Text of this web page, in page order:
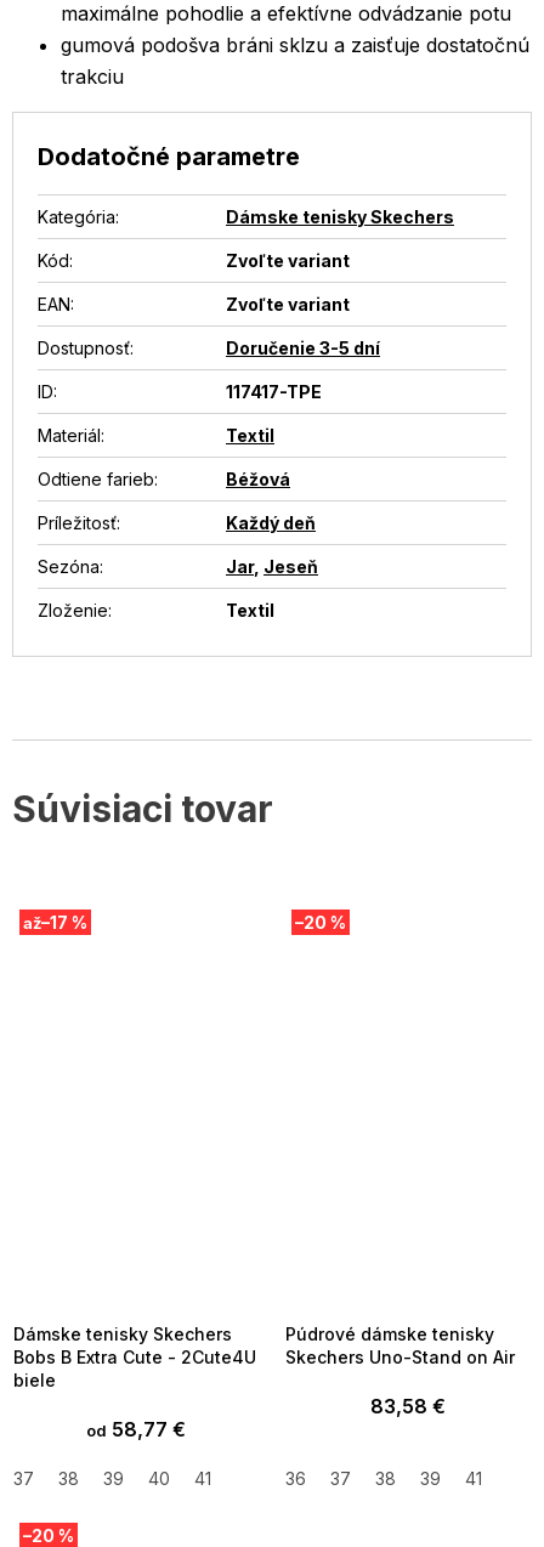
Súvisiaci tovar
až–17 %
Dámske tenisky Skechers
Bobs B Extra Cute - 2Cute4U
biele
od 58,77 €
37 38 39 40 41
–20 %
Púdrové dámske tenisky
Skechers Uno-Stand on Air
83,58 €
36 37 38 39 41
–20 %
maximálne pohodlie a efektívne odvádzanie potu
gumová podošva bráni sklzu a zaisťuje dostatočnú
trakciu
Dodatočné parametre
Kategória: Dámske tenisky Skechers
Kód: Zvoľte variant
EAN: Zvoľte variant
Dostupnosť: Doručenie 3-5 dní
ID: 117417-TPE
Materiál: Textil
Odtiene farieb: Béžová
Príležitosť: Každý deň
Sezóna: Jar, Jeseň
Zloženie: Textil